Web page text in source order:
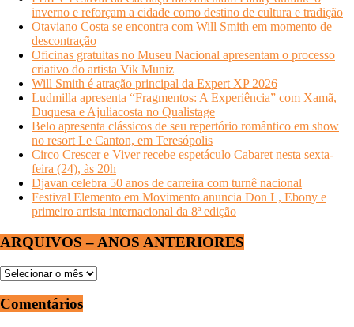
inverno e reforçam a cidade como destino de cultura e tradição
Otaviano Costa se encontra com Will Smith em momento de
descontração
Oficinas gratuitas no Museu Nacional apresentam o processo
criativo do artista Vik Muniz
Will Smith é atração principal da Expert XP 2026
Ludmilla apresenta “Fragmentos: A Experiência” com Xamã,
Duquesa e Ajuliacosta no Qualistage
Belo apresenta clássicos de seu repertório romântico em show
no resort Le Canton, em Teresópolis
Circo Crescer e Viver recebe espetáculo Cabaret nesta sexta-
feira (24), às 20h
Djavan celebra 50 anos de carreira com turnê nacional
Festival Elemento em Movimento anuncia Don L, Ebony e
primeiro artista internacional da 8ª edição
ARQUIVOS – ANOS ANTERIORES
ARQUIVOS
ANOS
ANTERIORES
Comentários